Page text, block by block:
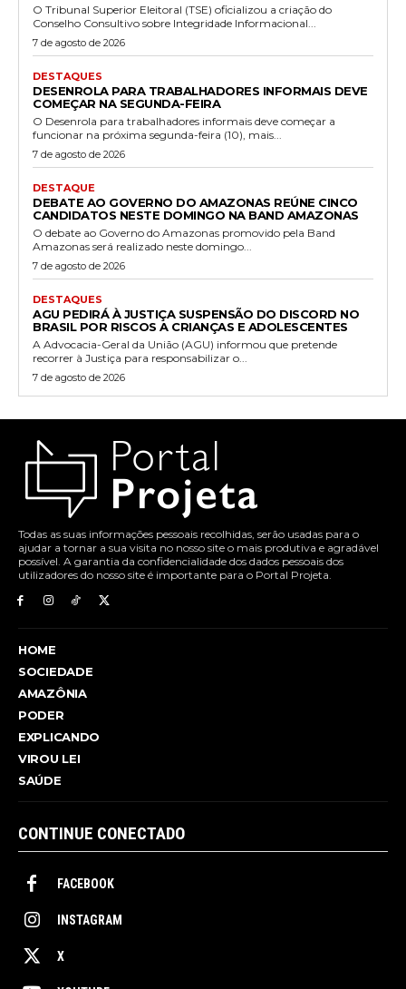
O Tribunal Superior Eleitoral (TSE) oficializou a criação do
Conselho Consultivo sobre Integridade Informacional...
7 de agosto de 2026
DESTAQUES
DESENROLA PARA TRABALHADORES INFORMAIS DEVE
COMEÇAR NA SEGUNDA-FEIRA
O Desenrola para trabalhadores informais deve começar a
funcionar na próxima segunda-feira (10), mais...
7 de agosto de 2026
DESTAQUE
DEBATE AO GOVERNO DO AMAZONAS REÚNE CINCO
CANDIDATOS NESTE DOMINGO NA BAND AMAZONAS
O debate ao Governo do Amazonas promovido pela Band
Amazonas será realizado neste domingo...
7 de agosto de 2026
DESTAQUES
AGU PEDIRÁ À JUSTIÇA SUSPENSÃO DO DISCORD NO
BRASIL POR RISCOS A CRIANÇAS E ADOLESCENTES
A Advocacia-Geral da União (AGU) informou que pretende
recorrer à Justiça para responsabilizar o...
7 de agosto de 2026
Todas as suas informações pessoais recolhidas, serão usadas para o
ajudar a tornar a sua visita no nosso site o mais produtiva e agradável
possível. A garantia da confidencialidade dos dados pessoais dos
utilizadores do nosso site é importante para o Portal Projeta.
HOME
SOCIEDADE
AMAZÔNIA
PODER
EXPLICANDO
VIROU LEI
SAÚDE
CONTINUE CONECTADO
FACEBOOK
INSTAGRAM
X